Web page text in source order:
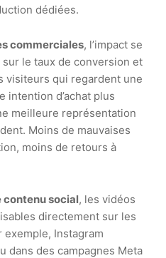
dédiées.
commerciales, l’impact se
le taux de conversion et
visiteurs qui regardent une
intention d’achat plus
meilleure représentation
Moins de mauvaises
moins de retours à
contenu social, les vidéos
directement sur les
exemple, Instagram
dans des campagnes Meta